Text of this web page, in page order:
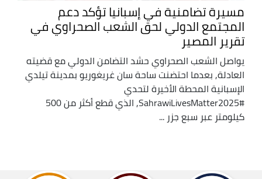
مسيرة تضامنية في إسبانيا تؤكد دعم
المجتمع الدولي لحق الشعب الصحراوي في
تقرير المصير
يواصل الشعب الصحراوي حشد التضامن الدولي مع قضيته
العادلة, بعدما احتضنت ساحة سان غريغوريو بمدينة تيلدي
الإسبانية المحطة الأخيرة لتحدي
#SahrawiLivesMatter2025, الذي قطع أكثر من 500
كيلومتر عبر سبع جزر ...